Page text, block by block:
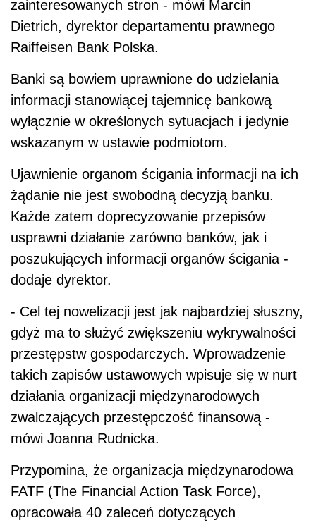
zainteresowanych stron - mówi Marcin
Dietrich, dyrektor departamentu prawnego
Raiffeisen Bank Polska.
Banki są bowiem uprawnione do udzielania
informacji stanowiącej tajemnicę bankową
wyłącznie w określonych sytuacjach i jedynie
wskazanym w ustawie podmiotom.
Ujawnienie organom ścigania informacji na ich
żądanie nie jest swobodną decyzją banku.
Każde zatem doprecyzowanie przepisów
usprawni działanie zarówno banków, jak i
poszukujących informacji organów ścigania -
dodaje dyrektor.
- Cel tej nowelizacji jest jak najbardziej słuszny,
gdyż ma to służyć zwiększeniu wykrywalności
przestępstw gospodarczych. Wprowadzenie
takich zapisów ustawowych wpisuje się w nurt
działania organizacji międzynarodowych
zwalczających przestępczość finansową -
mówi Joanna Rudnicka.
Przypomina, że organizacja międzynarodowa
FATF (The Financial Action Task Force),
opracowała 40 zaleceń dotyczących